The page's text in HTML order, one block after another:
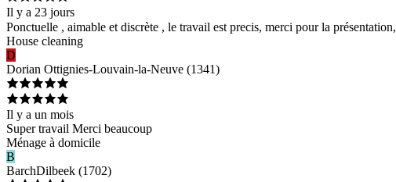
Il y a 23 jours
Ponctuelle , aimable et discrète , le travail est precis, merci pour la
House cleaning
D
Dorian Ottignies-Louvain-la-Neuve (1341)
Il y a un mois
Super travail Merci beaucoup
Ménage à domicile
B
BarchDilbeek (1702)